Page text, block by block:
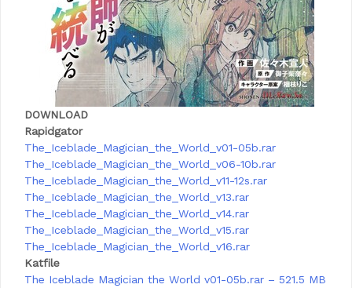
DOWNLOAD
Rapidgator
The_Iceblade_Magician_the_World_v01-05b.rar
The_Iceblade_Magician_the_World_v06-10b.rar
The_Iceblade_Magician_the_World_v11-12s.rar
The_Iceblade_Magician_the_World_v13.rar
The_Iceblade_Magician_the_World_v14.rar
The_Iceblade_Magician_the_World_v15.rar
The_Iceblade_Magician_the_World_v16.rar
Katfile
The Iceblade Magician the World v01-05b.rar – 521.5 MB